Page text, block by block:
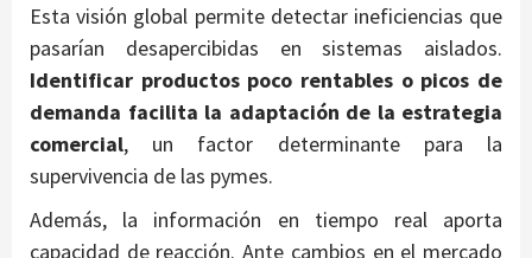
Esta visión global permite detectar ineficiencias que
pasarían desapercibidas en sistemas aislados.
Identificar productos poco rentables o picos de
demanda facilita la adaptación de la estrategia
comercial, un factor determinante para la
supervivencia de las pymes.
Además, la información en tiempo real aporta
capacidad de reacción. Ante cambios en el mercado